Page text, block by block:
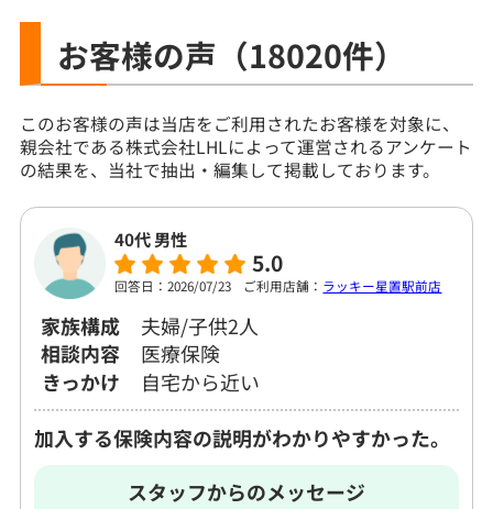
お客様の声 （18020件）
このお客様の声は当店をご利用されたお客様を対象に、
親会社である株式会社LHLによって運営されるアンケート
の結果を、当社で抽出・編集して掲載しております。
40代 男性
5.0
回答日：2026/07/23 ご利用店舗： ラッキー星置駅前店
家族構成
夫婦/子供2人
相談内容
医療保険
きっかけ
自宅から近い
加入する保険内容の説明がわかりやすかった。
スタッフからのメッセージ